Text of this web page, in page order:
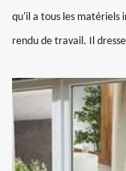
qu'il a tous les matériels
rendu de travail. Il